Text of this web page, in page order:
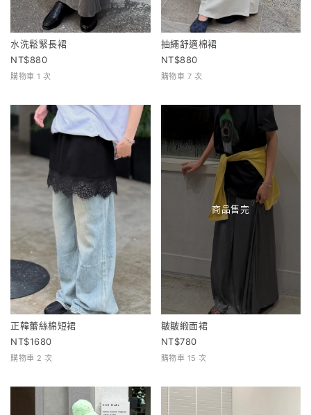
水洗鬆緊長裙
880
購物車 1 次
抽繩舒適棉裙
880
購物車 7 次
正韓蕾絲棉短裙
1680
購物車 2 次
商品售完
皺皺緞面裙
780
購物車 15 次